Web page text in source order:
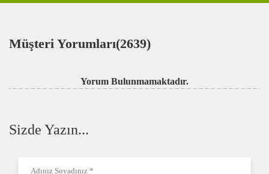
Müşteri Yorumları(2639)
Yorum Bulunmamaktadır.
Sizde Yazın...